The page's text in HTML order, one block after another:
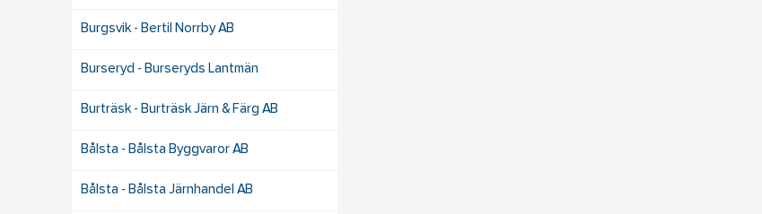
Burgsvik - Bertil Norrby AB
Burseryd - Burseryds Lantmän
Burträsk - Burträsk Järn & Färg AB
Bålsta - Bålsta Byggvaror AB
Bålsta - Bålsta Järnhandel AB